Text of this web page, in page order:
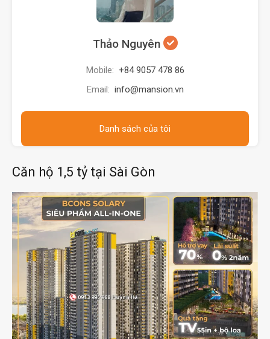
Thảo Nguyên
Mobile: +84 9057 478 86
Email: info@mansion.vn
Danh sách của tôi
Căn hộ 1,5 tỷ tại Sài Gòn